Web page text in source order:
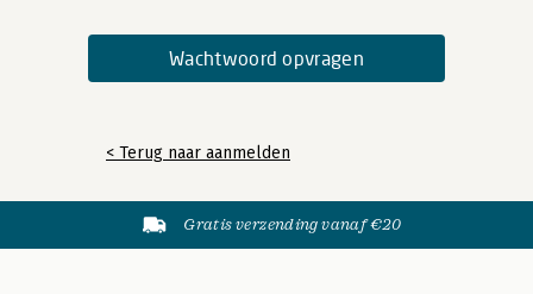
< Terug naar aanmelden
Gratis verzending vanaf €20